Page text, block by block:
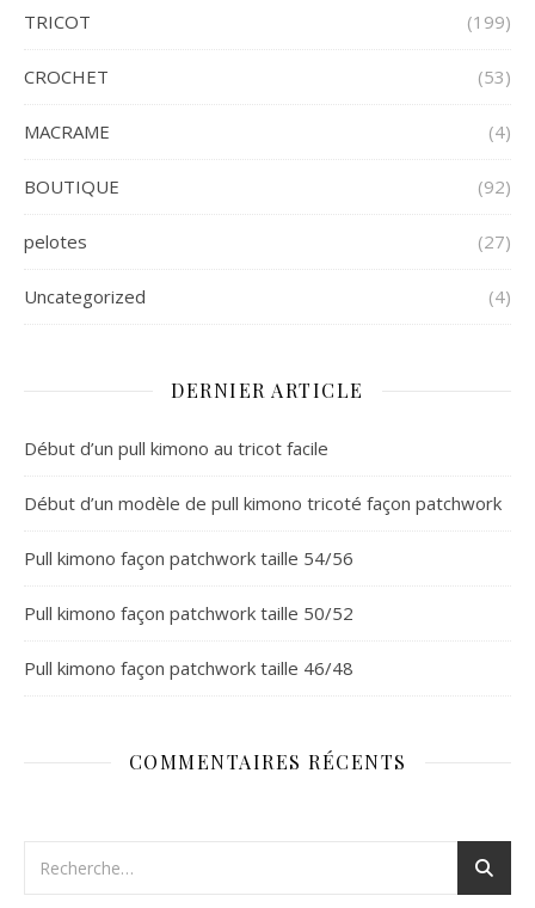
TRICOT (199)
CROCHET (53)
MACRAME (4)
BOUTIQUE (92)
pelotes (27)
Uncategorized (4)
DERNIER ARTICLE
Début d’un pull kimono au tricot facile
Début d’un modèle de pull kimono tricoté façon patchwork
Pull kimono façon patchwork taille 54/56
Pull kimono façon patchwork taille 50/52
Pull kimono façon patchwork taille 46/48
COMMENTAIRES RÉCENTS